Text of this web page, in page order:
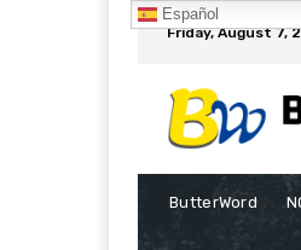
Friday, August 7,
ButterWord
Español